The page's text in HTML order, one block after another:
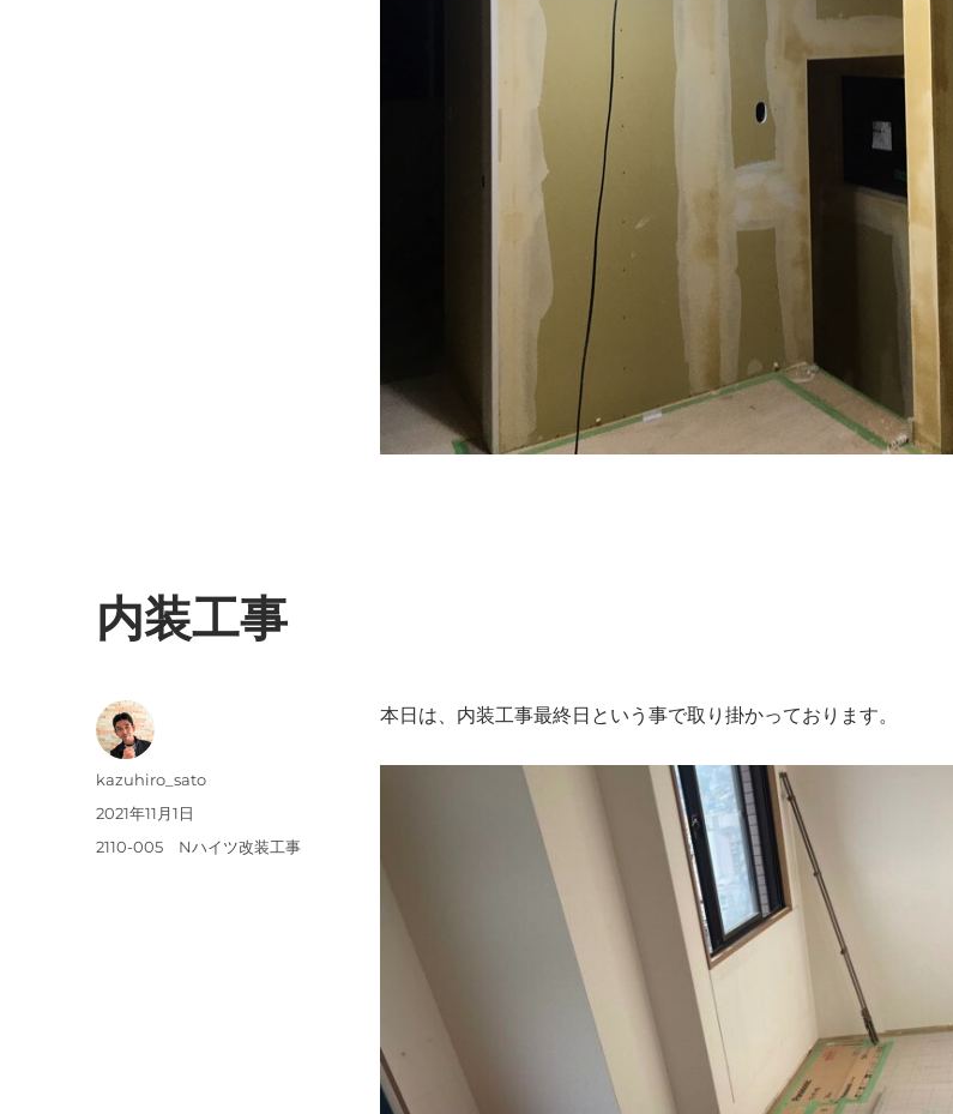
内装工事
本日は、内装工事最終日という事で取り掛かっております。
投
稿
kazuhiro_sato
投
稿
2021年11月1日
カ
2110-005 Nハイツ改装工事